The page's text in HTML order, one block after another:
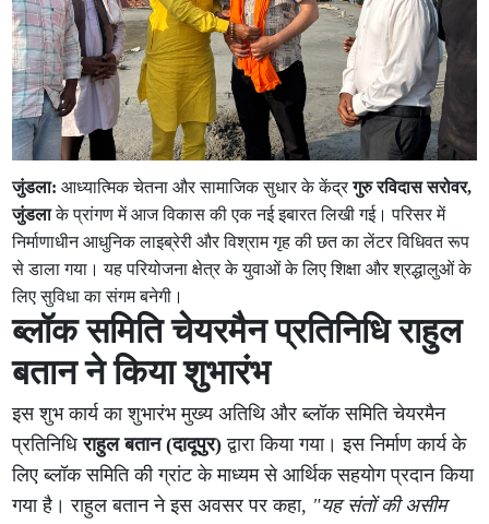
जुंडला: आध्यात्मिक चेतना और सामाजिक सुधार के केंद्रगुरु रविदास सरोवर,
जुंडलाके प्रांगण में आज विकास की एक नई इबारत लिखी गई। परिसर में
निर्माणाधीन आधुनिक लाइब्रेरी और विश्राम गृह की छत का लेंटर विधिवत रूप
से डाला गया। यह परियोजना क्षेत्र के युवाओं के लिए शिक्षा और श्रद्धालुओं के
लिए सुविधा का संगम बनेगी।
ब्लॉक समिति चेयरमैन प्रतिनिधि राहुल
बतान ने किया शुभारंभ
इस शुभ कार्य का शुभारंभ मुख्य अतिथि और ब्लॉक समिति चेयरमैन
प्रतिनिधिराहुल बतान (दादूपुर) द्वारा किया गया। इस निर्माण कार्य के
लिए ब्लॉक समिति की ग्रांट के माध्यम से आर्थिक सहयोग प्रदान किया
गया है। राहुल बतान ने इस अवसर पर कहा, "यह संतों की असीम